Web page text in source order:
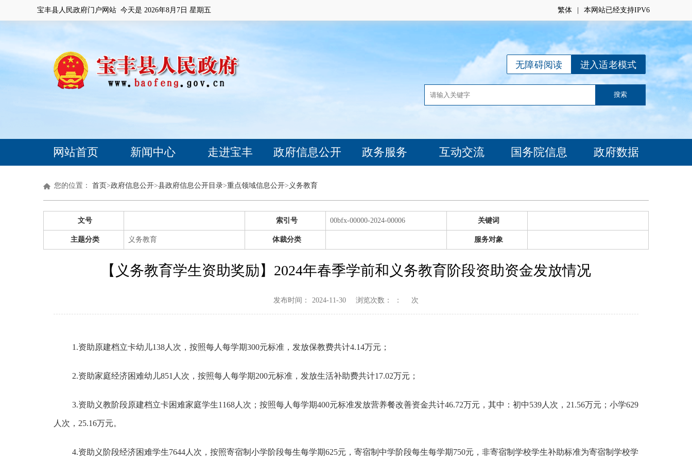
宝丰县人民政府门户网站 今天是 2026年8月7日 星期五 繁体 本网站已经支持IPV6
进入适老模式
无障碍阅读
网站首页 新闻中心 走进宝丰 政府信息公开 政务服务 互动交流 国务院信息 政府数据
您的位置： 首页>政府信息公开>县政府信息公开目录>重点领域信息公开> 义务教育
文号 索引号 00bfx-00000-2024-00006 关键词
主题分类 义务教育 体裁分类 服务对象
【义务教育学生资助奖励】2024年春季学前和义务教育阶段资助资金发放情况
发布时间： 2024-11-30 浏览次数： ： 次
1.资助原建档立卡幼儿138人次，按照每人每学期300元标准，发放保教费共计4.14万元；
2.资助家庭经济困难幼儿851人次，按照每人每学期200元标准，发放生活补助费共计17.02万元；
3.资助义教阶段原建档立卡困难家庭学生1168人次；按照每人每学期400元标准发放营养餐改善资金共计46.72万元，其中：初中539人次，21.56万元；小学629
人次，25.16万元。
4.资助义阶段经济困难学生7644人次，按照寄宿制小学阶段每生每学期625元，寄宿制中学阶段每生每学期750元，非寄宿制学校学生补助标准为寄宿制学校学